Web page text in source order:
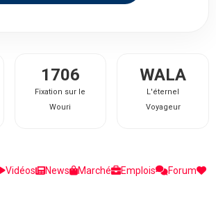
1706
Fixation sur le
Wouri
WALA
L'éternel
Voyageur
Vidéos News Marché Emplois
Forum